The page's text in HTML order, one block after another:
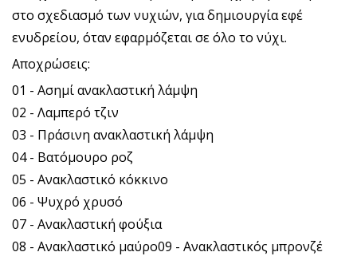
στο σχεδιασμό των νυχιών, για δημιουργία εφέ
ενυδρείου, όταν εφαρμόζεται σε όλο το νύχι.
Αποχρώσεις:
01 - Ασημί ανακλαστική λάμψη
02 - Λαμπερό τζιν
03 - Πράσινη ανακλαστική λάμψη
04 - Βατόμουρο ροζ
05 - Ανακλαστικό κόκκινο
06 - Ψυχρό χρυσό
07 - Ανακλαστική φούξια
08 - Ανακλαστικό μαύρο09 - Ανακλαστικός μπρονζέ